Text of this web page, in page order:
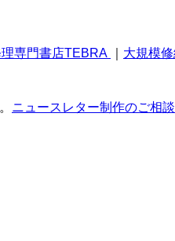
専門書店TEBRA 大規模
ニュースレター制作のご相談